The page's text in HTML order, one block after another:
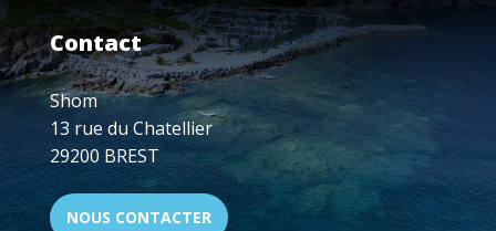
Contact
Shom
13 rue du Chatellier
29200 BREST
NOUS CONTACTER